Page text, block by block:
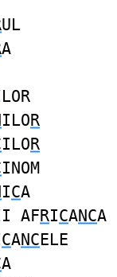
UL
A
ILOR
ILOR
INOM
ICA
AFRICANCA
CANCELE
A